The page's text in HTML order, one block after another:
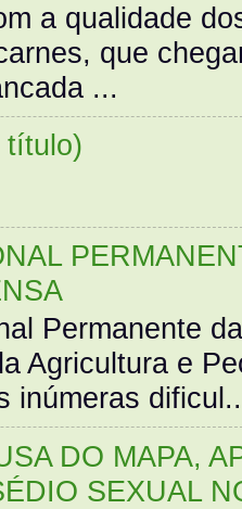
a qualidade
que
...
título)
Permanente
Agricultura e
inúmeras
DO MAPA,
SEXUAL